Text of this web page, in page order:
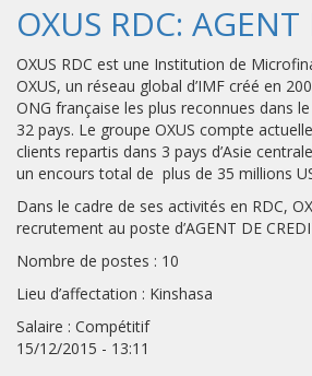
OXUS RDC: AGENT
OXUS RDC est une Institution de
OXUS, un réseau global d’IMF créé en
ONG française les plus reconnues dans
32 pays. Le groupe OXUS compte
clients repartis dans 3 pays d’Asie
un encours total de plus de 35 millions
Dans le cadre de ses activités en RDC,
recrutement au poste d’AGENT DE
Nombre de postes : 10
Lieu d’affectation : Kinshasa
Salaire : Compétitif
15/12/2015 - 13:11